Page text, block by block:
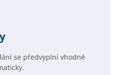
se předvyplní vhodné